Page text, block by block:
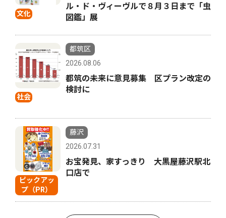
文化
ル・ド・ヴィーヴルで８月３日まで「虫
図鑑」展
社会
都筑区
2026.08.06
都筑の未来に意見募集 区プラン改定の
検討に
ピックアッ
プ（PR）
藤沢
2026.07.31
お宝発見、家すっきり 大黒屋藤沢駅北
口店で